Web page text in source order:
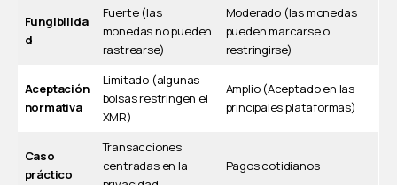
Fungibilida
d
Fuerte (las
monedas no pueden
rastrearse)
Moderado (las monedas
pueden marcarse o
restringirse)
Aceptación
normativa
Limitado (algunas
bolsas restringen el
XMR)
Amplio (Aceptado en las
principales plataformas)
Caso
práctico
Transacciones
centradas en la
Pagos cotidianos